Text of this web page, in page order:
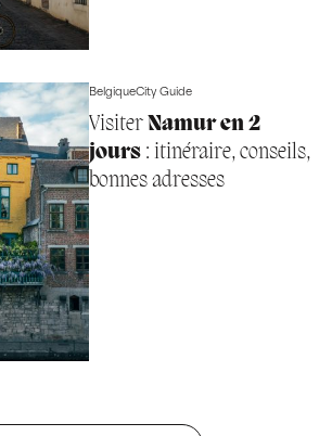
BelgiqueCity Guide
Visiter Namur en 2
jours: itinéraire, conseils,
bonnes adresses